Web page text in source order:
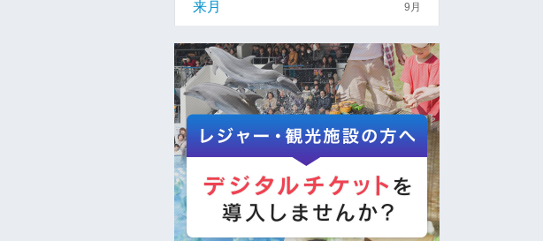
来月 9月